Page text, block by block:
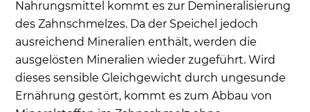
Nahrungsmittel kommt es zur Demineralisierung
des Zahnschmelzes. Da der Speichel jedoch
ausreichend Mineralien enthält, werden die
ausgelösten Mineralien wieder zugeführt. Wird
dieses sensible Gleichgewicht durch ungesunde
Ernährung gestört, kommt es zum Abbau von